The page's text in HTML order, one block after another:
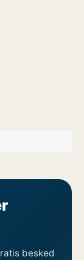
besked